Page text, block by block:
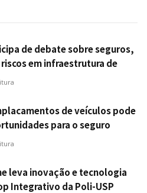
de debate sobre seguros,
em infraestrutura de
de veículos pode
para o seguro
leva inovação e tecnologia
Integrativo da Poli-USP